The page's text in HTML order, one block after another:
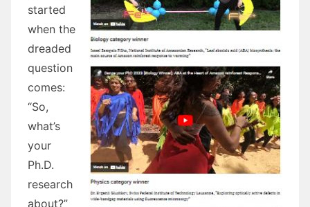
started
when the
dreaded
question
comes:
“So,
what’s
your
Ph.D.
research
about?”